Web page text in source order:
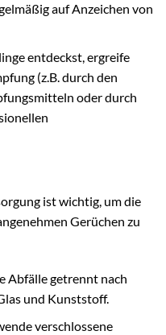
auf Anzeichen von
entdeckst, ergreife
(z.B. durch den
oder durch
ist wichtig, um die
Gerüchen zu
Abfälle getrennt nach
und Kunststoff.
verschlossene